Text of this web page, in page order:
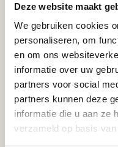
Deze website maakt
We gebruiken cookies
personaliseren, om
en om ons
informatie over uw
partners voor social
partners kunnen deze
informatie die u aan ze
verzameld op basis
HOMESTAR
Homestar
lengte 2 m
Op voorraad
HOMESTAR
Homestar
en
Op voorraad